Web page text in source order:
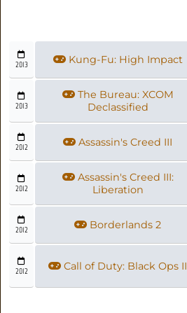
2013 Kung-Fu: High Impact
2013
The Bureau: XCOM
Declassified
2012 Assassin's Creed III
2012
Assassin's Creed III:
Liberation
2012 Borderlands 2
2012 Call of Duty: Black Ops II